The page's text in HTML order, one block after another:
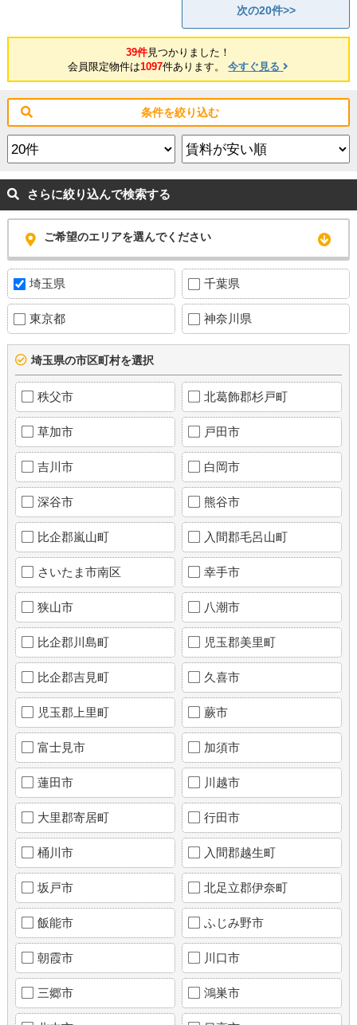
次の20件>>
39件見つかりました！
会員限定物件は1097件あります。今すぐ見る
条件を絞り込む
さらに絞り込んで検索する
ご希望のエリアを選んでください
埼玉県 千葉県
東京都 神奈川県
埼玉県の市区町村を選択
秩父市 北葛飾郡杉戸町
草加市 戸田市
吉川市 白岡市
深谷市 熊谷市
比企郡嵐山町 入間郡毛呂山町
さいたま市南区 幸手市
狭山市 八潮市
比企郡川島町 児玉郡美里町
比企郡吉見町 久喜市
児玉郡上里町 蕨市
富士見市 加須市
蓮田市 川越市
大里郡寄居町 行田市
桶川市 入間郡越生町
坂戸市 北足立郡伊奈町
飯能市 ふじみ野市
朝霞市 川口市
三郷市 鴻巣市